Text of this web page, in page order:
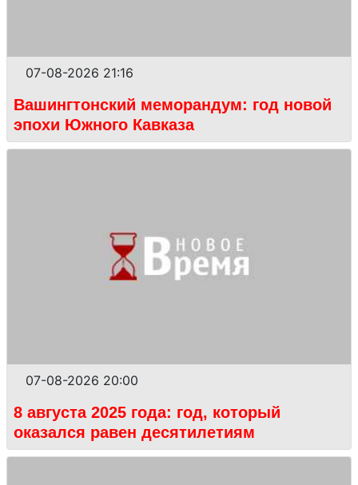
07-08-2026 21:16
Вашингтонский меморандум: год новой
эпохи Южного Кавказа
07-08-2026 20:00
8 августа 2025 года: год, который
оказался равен десятилетиям